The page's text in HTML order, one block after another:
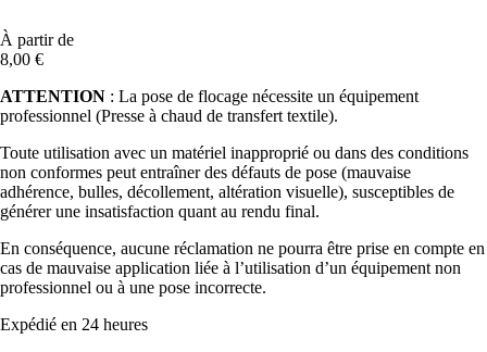
À partir de
8,00 €
ATTENTION : La pose de flocage nécessite un équipement
professionnel (Presse à chaud de transfert textile).
Toute utilisation avec un matériel inapproprié ou dans des conditions
non conformes peut entraîner des défauts de pose (mauvaise
adhérence, bulles, décollement, altération visuelle), susceptibles de
générer une insatisfaction quant au rendu final.
En conséquence, aucune réclamation ne pourra être prise en compte en
cas de mauvaise application liée à l’utilisation d’un équipement non
professionnel ou à une pose incorrecte.
Expédié en 24 heures